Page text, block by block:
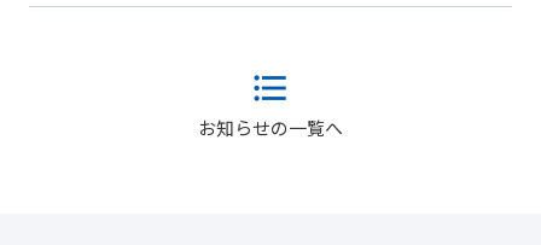
お知らせの一覧へ